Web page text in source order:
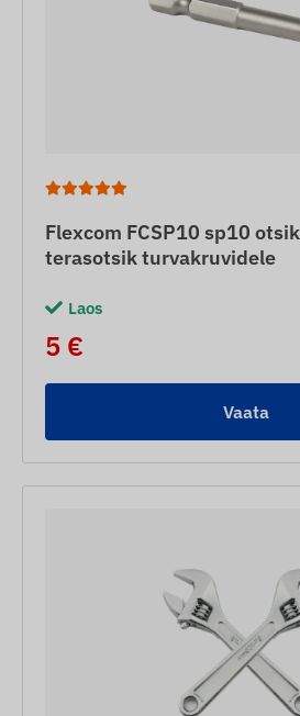
Flexcom FCSP10 sp10
terasotsik turvakruvidele
Laos
5 €
Vaata